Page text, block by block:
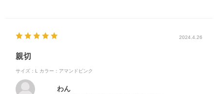
2024.4.26
親切
サイズ：L カラー：アマンドピンク
わん